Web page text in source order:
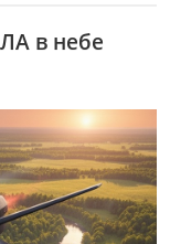
в небе